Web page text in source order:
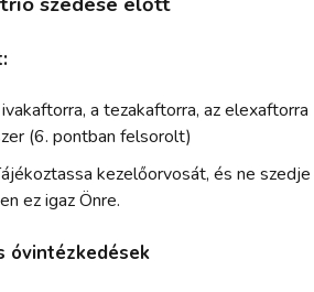
a tezakaftorra, az elexaftorra
(6. pontban felsorolt)
kezelőorvosát, és ne szedje
ez igaz Önre.
óvintézkedések